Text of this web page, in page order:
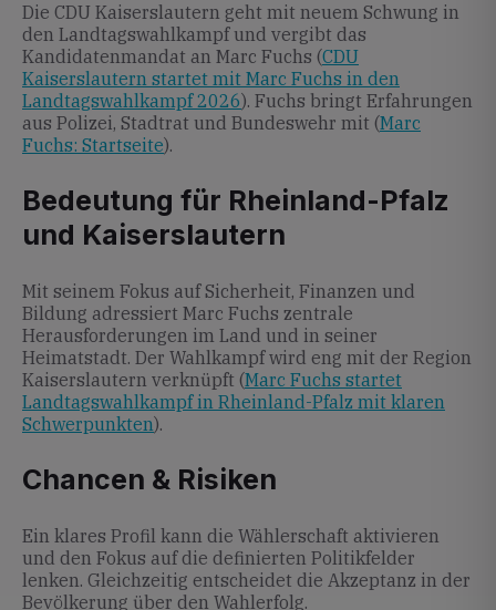
Die CDU Kaiserslautern geht mit neuem Schwung in
den Landtagswahlkampf und vergibt das
Kandidatenmandat an Marc Fuchs (CDU
Kaiserslautern startet mit Marc Fuchs in den
Landtagswahlkampf 2026). Fuchs bringt Erfahrungen
aus Polizei, Stadtrat und Bundeswehr mit (Marc
Fuchs: Startseite).
Bedeutung für Rheinland-Pfalz
und Kaiserslautern
Mit seinem Fokus auf Sicherheit, Finanzen und
Bildung adressiert Marc Fuchs zentrale
Herausforderungen im Land und in seiner
Heimatstadt. Der Wahlkampf wird eng mit der Region
Kaiserslautern verknüpft (Marc Fuchs startet
Landtagswahlkampf in Rheinland-Pfalz mit klaren
Schwerpunkten).
Chancen & Risiken
Ein klares Profil kann die Wählerschaft aktivieren
und den Fokus auf die definierten Politikfelder
lenken. Gleichzeitig entscheidet die Akzeptanz in der
Bevölkerung über den Wahlerfolg.